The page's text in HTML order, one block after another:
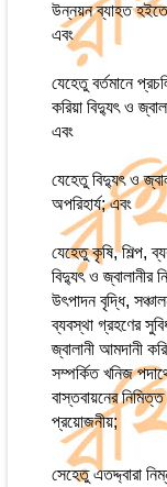
উন্নয়ন ব্যাহত
এবং
যেহেতু বর্তমানে
করিয়া বিদ্যুৎ ও
এবং
যেহেতু বিদ্যুৎ ও
অপরিহার্য; এবং
যেহেতু কৃষি, শিল্প,
বিদ্যুৎ ও জ্বালানীর
উৎপাদন বৃদ্ধি,
ব্যবস্থা গ্রহণের
জ্বালানী আমদানী
সম্পর্কিত খনিজ
বাস্তবায়নের
প্রয়োজনীয়;
সেহেতু এতদ্দ্বারা